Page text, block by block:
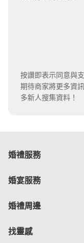
按讚即表示同意與
期待商家將更多資
多新人搜集資料！
婚禮服務
婚宴服務
婚禮周邊
找靈感